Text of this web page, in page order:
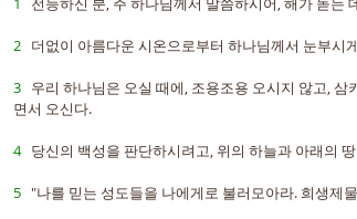
2 더없이 아름다운 시온으로부터 하나님께서 눈부시
3 우리 하나님은 오실 때에, 조용조용 오시지 않고,
면서 오신다.
4 당신의 백성을 판단하시려고, 위의 하늘과 아래의
5 "나를 믿는 성도들을 나에게로 불러모아라. 희생제